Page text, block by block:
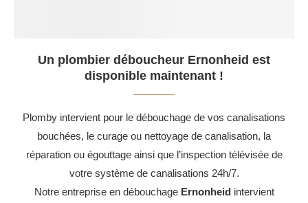
Un plombier déboucheur Ernonheid est
disponible maintenant !
Plomby intervient pour le débouchage de vos canalisations
bouchées, le curage ou nettoyage de canalisation, la
réparation ou égouttage ainsi que l’inspection télévisée de
votre système de canalisations 24h/7.
Notre entreprise en débouchage Ernonheidintervient